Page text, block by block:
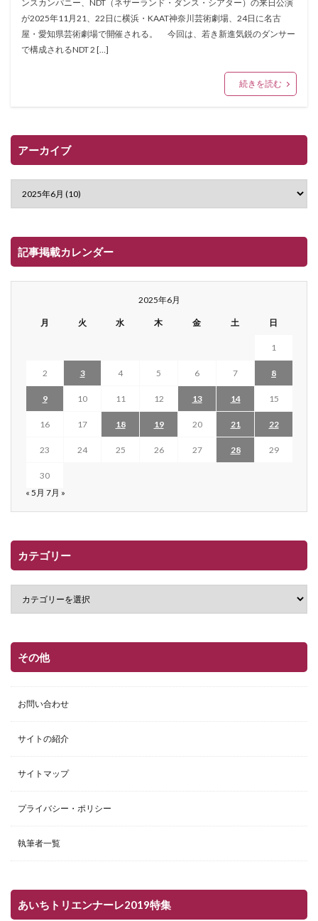
ンスカンパニー、NDT（ネザーランド・ダンス・シアター）の来日公演
が2025年11月21、22日に横浜・KAAT神奈川芸術劇場、24日に名古
屋・愛知県芸術劇場で開催される。 今回は、若き新進気鋭のダンサー
で構成されるNDT 2 […]
続きを読む
アーカイブ
記事掲載カレンダー
2025年6月
月 火 水 木 金 土 日
1
2 3 4 5 6 7 8
9 10 11 12 13 14 15
16 17 18 19 20 21 22
23 24 25 26 27 28 29
30
« 5月 7月 »
カテゴリー
その他
お問い合わせ
サイトの紹介
サイトマップ
プライバシー・ポリシー
執筆者一覧
あいちトリエンナーレ2019特集